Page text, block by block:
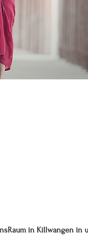
in Killwangen in